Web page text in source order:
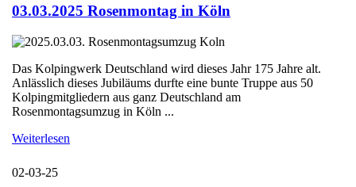
03.03.2025 Rosenmontag in Köln
Das Kolpingwerk Deutschland wird dieses Jahr 175 Jahre alt.
Anlässlich dieses Jubiläums durfte eine bunte Truppe aus 50
Kolpingmitgliedern aus ganz Deutschland am
Rosenmontagsumzug in Köln ...
Weiterlesen
02-03-25